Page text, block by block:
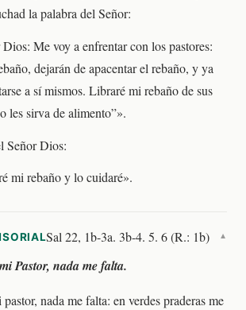
la palabra del Señor:
Me voy a enfrentar con los pastores:
dejarán de apacentar el rebaño, y ya
a sí mismos. Libraré mi rebaño de sus
les sirva de alimento”».
Señor Dios:
mi rebaño y lo cuidaré».
Sal 22, 1b-3a. 3b-4. 5. 6 (R.: 1b) ▼
Pastor, nada me falta.
nada me falta: en verdes praderas me